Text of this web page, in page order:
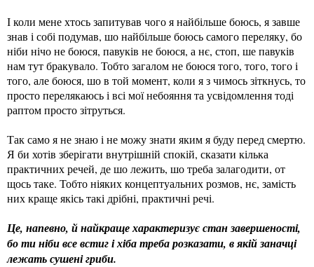
І коли мене хтось запитував чого я найбільше боюсь, я завше
знав і собі подумав, шо найбільше боюсь самого переляку, бо
ніби нічо не боюся, павуків не боюся, а нє, стоп, ше павуків
нам тут бракувало. Тобто загалом не боюся того, того, того і
того, але боюся, шо в той момент, коли я з чимось зіткнусь, то
просто перелякаюсь і всі мої небояння та усвідомлення тоді
раптом просто зітруться.
Так само я не знаю і не можу знати яким я буду перед смертю.
Я би хотів зберігати внутрішній спокій, сказати кілька
практичних речей, де шо лежить, шо треба залагодити, от
щось таке. Тобто ніяких концептуальних розмов, нє, замість
них краще якісь такі дрібні, практичні речі.
Це, напевно, й найкраще характеризує стан завершеності,
бо ти ніби все встиг і хіба треба розказати, в якій заначці
лежать сушені гриби.